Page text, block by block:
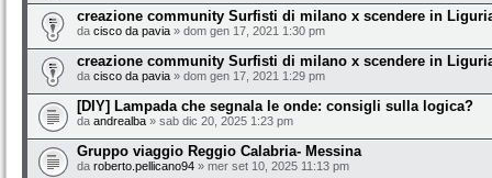
creazione community Surfisti di milano x scendere in
da cisco da pavia » dom gen 17, 2021 1:30 pm
creazione community Surfisti di milano x scendere in
da cisco da pavia » dom gen 17, 2021 1:29 pm
[DIY] Lampada che segnala le onde: consigli sulla logica?
da andrealba » sab dic 20, 2025 1:23 pm
Gruppo viaggio Reggio Calabria- Messina
da roberto.pellicano94 » mer set 10, 2025 11:13 pm